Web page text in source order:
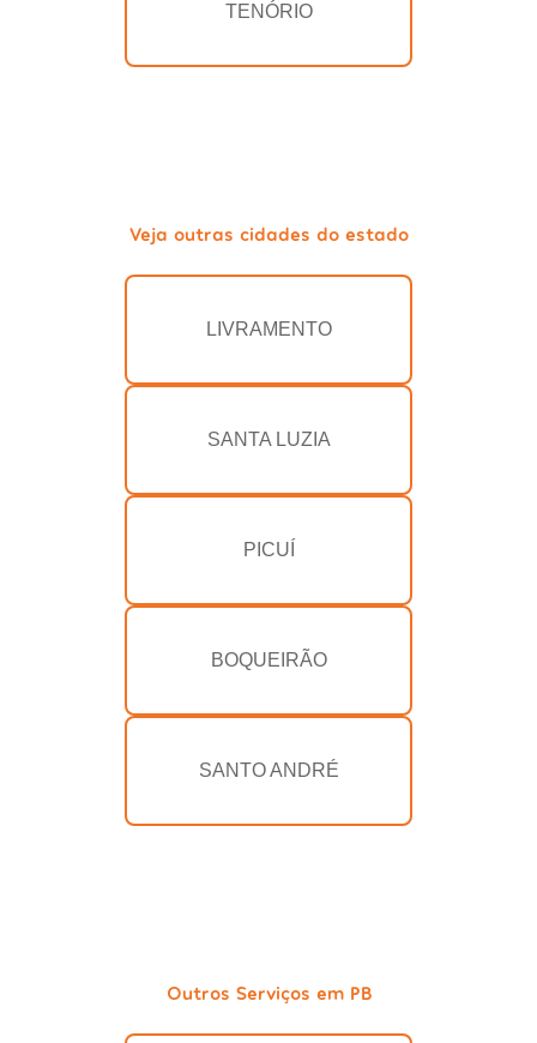
TENÓRIO
Veja outras cidades do estado
LIVRAMENTO
SANTA LUZIA
PICUÍ
BOQUEIRÃO
SANTO ANDRÉ
Outros Serviços em PB